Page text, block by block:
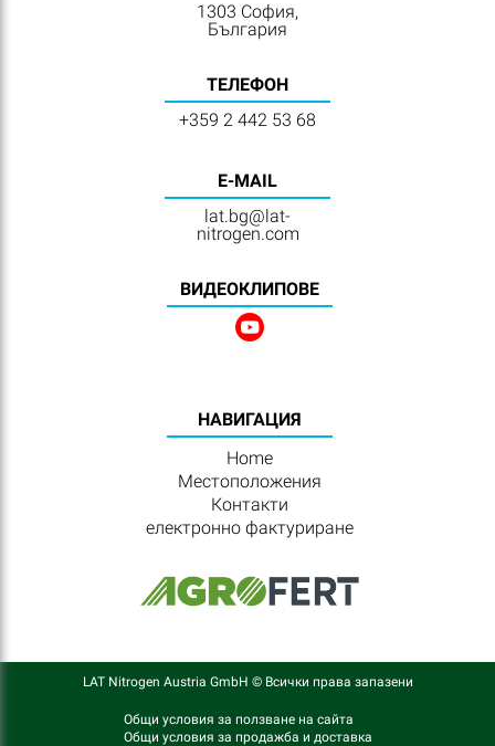
1303 София,
България
ТЕЛЕФОН
+359 2 442 53 68
E-MAIL
lat.bg@lat-
nitrogen.com
BИДЕОКЛИПОВЕ
HАВИГАЦИЯ
Home
Местоположения
Контакти
електронно фактуриране
LAT Nitrogen Austria GmbH © Всички права запазени
Общи условия за ползване на сайта
Общи условия за продажба и доставка